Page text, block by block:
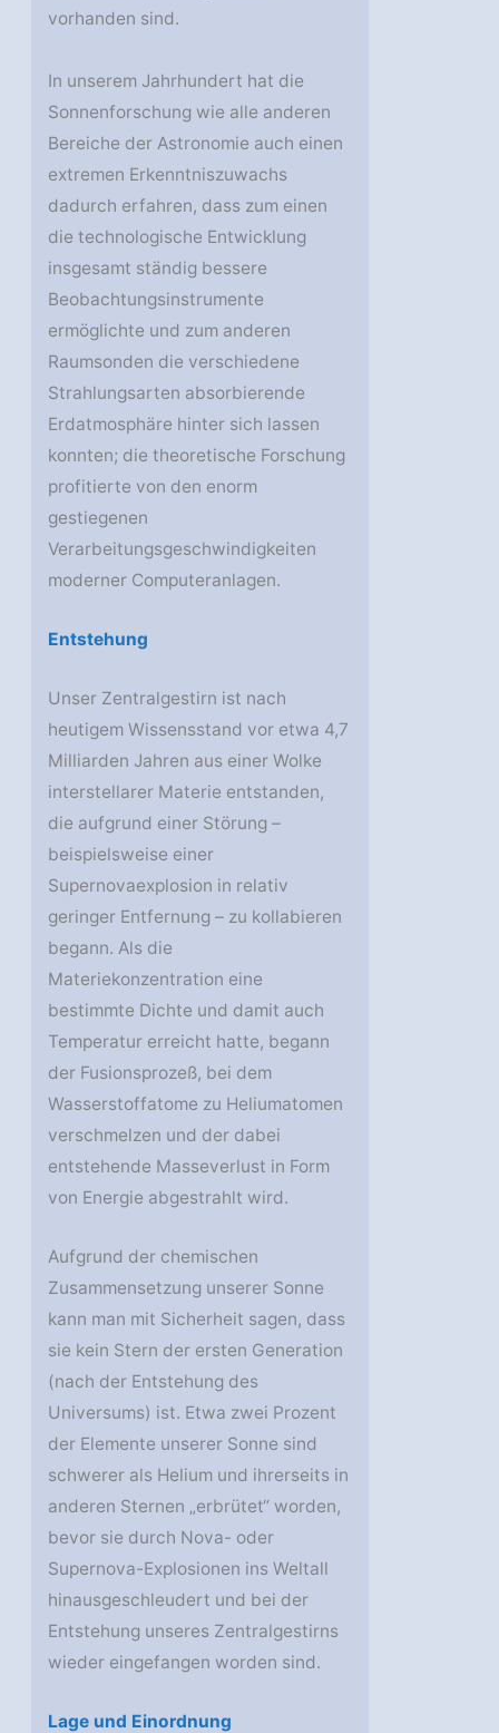
vorhanden sind.
In unserem Jahrhundert hat die
Sonnenforschung wie alle anderen
Bereiche der Astronomie auch einen
extremen Erkenntniszuwachs
dadurch erfahren, dass zum einen
die technologische Entwicklung
insgesamt ständig bessere
Beobachtungsinstrumente
ermöglichte und zum anderen
Raumsonden die verschiedene
Strahlungsarten absorbierende
Erdatmosphäre hinter sich lassen
konnten; die theoretische Forschung
profitierte von den enorm
gestiegenen
Verarbeitungsgeschwindigkeiten
moderner Computeranlagen.
Entstehung
Unser Zentralgestirn ist nach
heutigem Wissensstand vor etwa 4,7
Milliarden Jahren aus einer Wolke
interstellarer Materie entstanden,
die aufgrund einer Störung –
beispielsweise einer
Supernovaexplosion in relativ
geringer Entfernung – zu kollabieren
begann. Als die
Materiekonzentration eine
bestimmte Dichte und damit auch
Temperatur erreicht hatte, begann
der Fusionsprozeß, bei dem
Wasserstoffatome zu Heliumatomen
verschmelzen und der dabei
entstehende Masseverlust in Form
von Energie abgestrahlt wird.
Aufgrund der chemischen
Zusammensetzung unserer Sonne
kann man mit Sicherheit sagen, dass
sie kein Stern der ersten Generation
(nach der Entstehung des
Universums) ist. Etwa zwei Prozent
der Elemente unserer Sonne sind
schwerer als Helium und ihrerseits in
anderen Sternen „erbrütet“ worden,
bevor sie durch Nova- oder
Supernova-Explosionen ins Weltall
hinausgeschleudert und bei der
Entstehung unseres Zentralgestirns
wieder eingefangen worden sind.
Lage und Einordnung